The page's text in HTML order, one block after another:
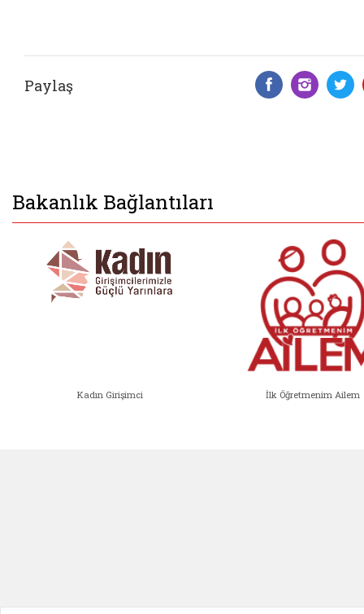
Paylaş
Bakanlık Bağlantıları
Kadın Girişimci İlk Öğretmenim Ailem